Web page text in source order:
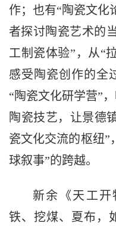
作；也有“陶瓷文化
者探讨陶瓷艺术的
工制瓷体验”，从“
感受陶瓷创作的全
“陶瓷文化研学营”
陶瓷技艺，让景德
瓷文化交流的枢纽”
球叙事”的跨越。
新余《天工
铁、挖煤、夏布，